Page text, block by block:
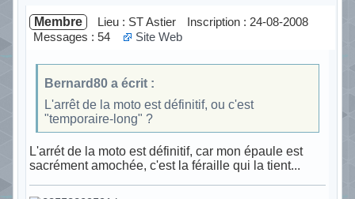
Membre Lieu : ST Astier
Inscription : 24-08-2008
Messages : 54
Site Web
Bernard80 a écrit :
L'arrêt de la moto est définitif, ou c'est
"temporaire-long" ?
L'arrét de la moto est définitif, car mon épaule est
sacrément amochée, c'est la féraille qui la tient...